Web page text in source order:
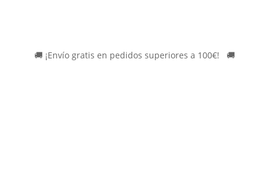
🚚 ¡Envío gratis en pedidos superiores a 100€! 🚚